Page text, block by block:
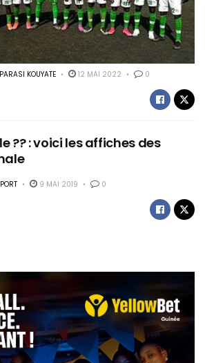
KOUYATE 12 MAI 2022 0
?? : voici les affiches des
9 MAI 2019 0